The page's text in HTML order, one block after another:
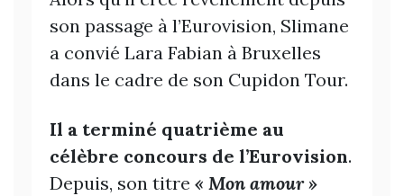
son passage à l’Eurovision, Slimane
a convié Lara Fabian à Bruxelles
dans le cadre de son Cupidon Tour.
Il a terminé quatrième au
célèbre concours de l’Eurovision.
Depuis, son titre « Mon amour »